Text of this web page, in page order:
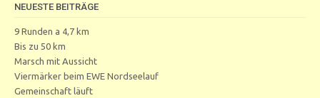
NEUESTE BEITRÄGE
9 Runden a 4,7 km
Bis zu 50 km
Marsch mit Aussicht
Viermärker beim EWE Nordseelauf
Gemeinschaft läuft